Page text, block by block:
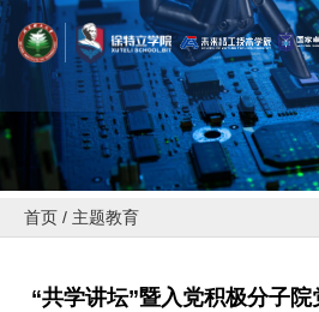
首页 / 主题教育
“共学讲坛”暨入党积极分子